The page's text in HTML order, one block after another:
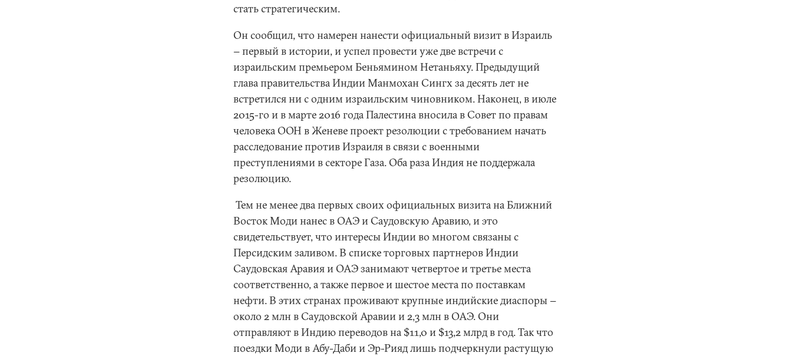
стать стратегическим.
Он сообщил, что намерен нанести официальный визит в Израиль
− первый в истории, и успел провести уже две встречи с
израильским премьером Беньямином Нетаньяху. Предыдущий
глава правительства Индии Манмохан Сингх за десять лет не
встретился ни с одним израильским чиновником. Наконец, в июле
2015-го и в марте 2016 года Палестина вносила в Совет по правам
человека ООН в Женеве проект резолюции с требованием начать
расследование против Израиля в связи с военными
преступлениями в секторе Газа. Оба раза Индия не поддержала
резолюцию.
Тем не менее два первых своих официальных визита на Ближний
Восток Моди нанес в ОАЭ и Саудовскую Аравию, и это
свидетельствует, что интересы Индии во многом связаны с
Персидским заливом. В списке торговых партнеров Индии
Саудовская Аравия и ОАЭ занимают четвертое и третье места
соответственно, а также первое и шестое места по поставкам
нефти. В этих странах проживают крупные индийские диаспоры −
около 2 млн в Саудовской Аравии и 2,3 млн в ОАЭ. Они
отправляют в Индию переводов на $11,0 и $13,2 млрд в год. Так что
поездки Моди в Абу-Даби и Эр-Рияд лишь подчеркнули растущую